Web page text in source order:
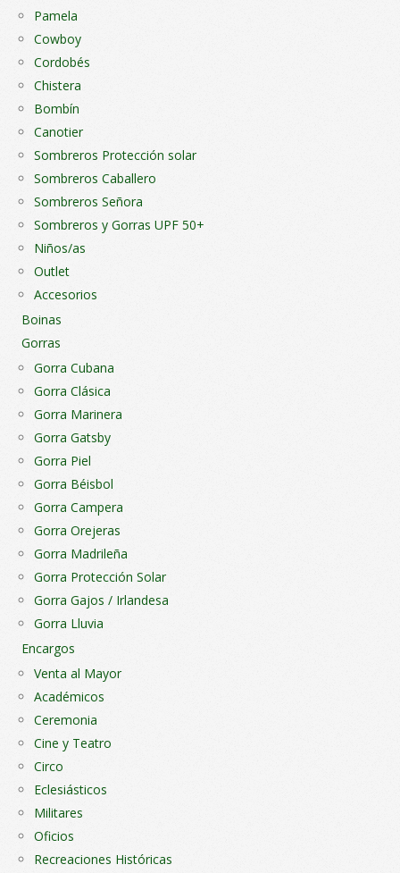
Pamela
Cowboy
Cordobés
Chistera
Bombín
Canotier
Sombreros Protección solar
Sombreros Caballero
Sombreros Señora
Sombreros y Gorras UPF 50+
Niños/as
Outlet
Accesorios
Boinas
Gorras
Gorra Cubana
Gorra Clásica
Gorra Marinera
Gorra Gatsby
Gorra Piel
Gorra Béisbol
Gorra Campera
Gorra Orejeras
Gorra Madrileña
Gorra Protección Solar
Gorra Gajos / Irlandesa
Gorra Lluvia
Encargos
Venta al Mayor
Académicos
Ceremonia
Cine y Teatro
Circo
Eclesiásticos
Militares
Oficios
Recreaciones Históricas